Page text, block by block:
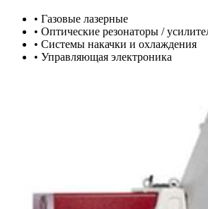
• Газовые лазерные
• Оптические резонаторы /
• Системы накачки и охлаждения
• Управляющая электроника